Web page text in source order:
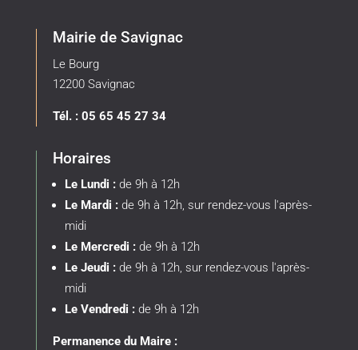
Mairie de Savignac
Le Bourg
12200 Savignac
Tél. : 05 65 45 27 34
Horaires
Le Lundi :de 9h à 12h
Le Mardi :de 9h à 12h, sur rendez-vous l'après-
midi
Le Mercredi :de 9h à 12h
Le Jeudi :de 9h à 12h, sur rendez-vous l'après-
midi
Le Vendredi :de 9h à 12h
Permanence du Maire :